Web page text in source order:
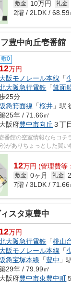
敷金 10万円 礼金
2階 / 2LDK / 68.59
豊中向丘壱番館
敷0
12万円
大阪モノレール本線 「
大阪急行電鉄 「箕面
25分
阪急箕面線 「桜井 」駅
25年 / 71.66㎡
大阪府豊中市向丘 ３丁目
番館の空室情報ならコチ
)がありちょっとした買
むマン...
12万円 (管理費等
敷金 0ヶ月 礼金
7階 / 3LDK / 71.66
スタ東豊中
12万円
大阪急行電鉄 「桃山
大阪モノレール本線 「
阪急宝塚本線 「豊中 」
29年 / 79.99㎡
大阪府豊中市東豊中町